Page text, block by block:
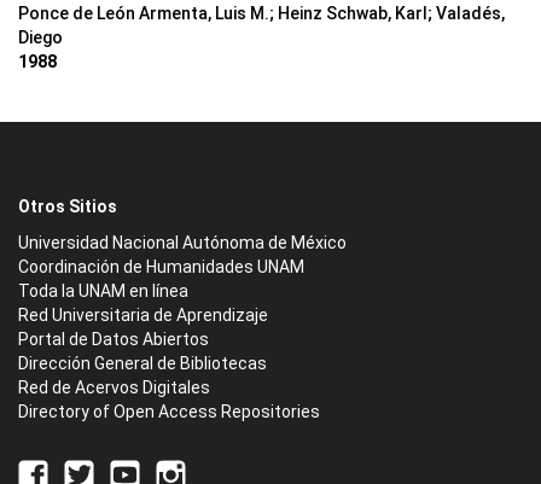
Ponce de León Armenta, Luis M.; Heinz Schwab, Karl; Valadés,
Diego
1988
Otros Sitios
Universidad Nacional Autónoma de México
Coordinación de Humanidades UNAM
Toda la UNAM en línea
Red Universitaria de Aprendizaje
Portal de Datos Abiertos
Dirección General de Bibliotecas
Red de Acervos Digitales
Directory of Open Access Repositories